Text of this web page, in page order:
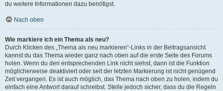
du weitere Informationen dazu benötigst.
Nach oben
Wie markiere ich ein Thema als neu?
Durch Klicken des „Thema als neu markieren“-Links in der Beitragsansicht
kannst du das Thema wieder ganz nach oben auf die erste Seite des Forums
holen. Wenn du den entsprechenden Link nicht siehst, dann ist die Funktion
möglicherweise deaktiviert oder seit der letzten Markierung ist nicht genügend
Zeit vergangen. Es ist auch möglich, das Thema nach oben zu holen, indem du
einfach eine Antwort darauf schreibst. Stelle jedoch sicher, dass du die Regeln